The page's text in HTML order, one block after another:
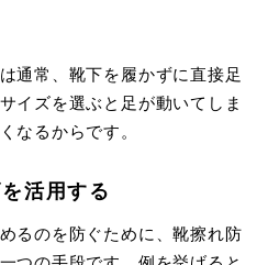
通常、靴下を履かずに直接足
イズを選ぶと足が動いてしま
なるからです。
活用する
るのを防ぐために、靴擦れ防